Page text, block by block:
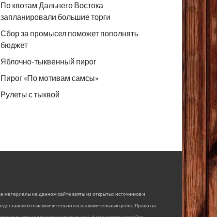
По квотам Дальнего Востока
запланировали большие торги
Сбор за промысел поможет пополнять
бюджет
Яблочно-тыквенный пирог
Пирог «По мотивам самсы»
Рулеты с тыквой
материалы на данном сайте взяты из открытых источников и
исключительно в ознакомительных целях. Права на